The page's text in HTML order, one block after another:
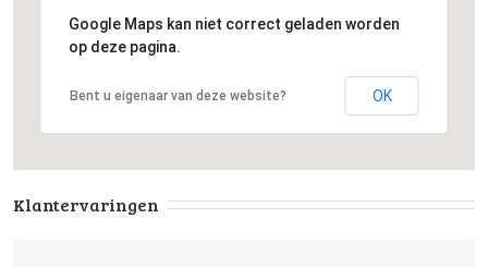
Google Maps kan niet correct geladen worden
op deze pagina.
Bent u eigenaar van deze website? OK
Klantervaringen